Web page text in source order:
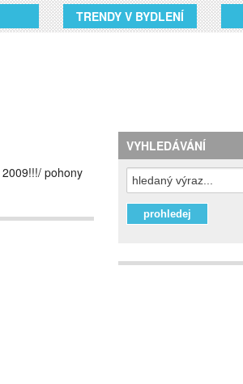
TRENDY V BYDLENÍ
pohony
VYHLEDÁVÁNÍ